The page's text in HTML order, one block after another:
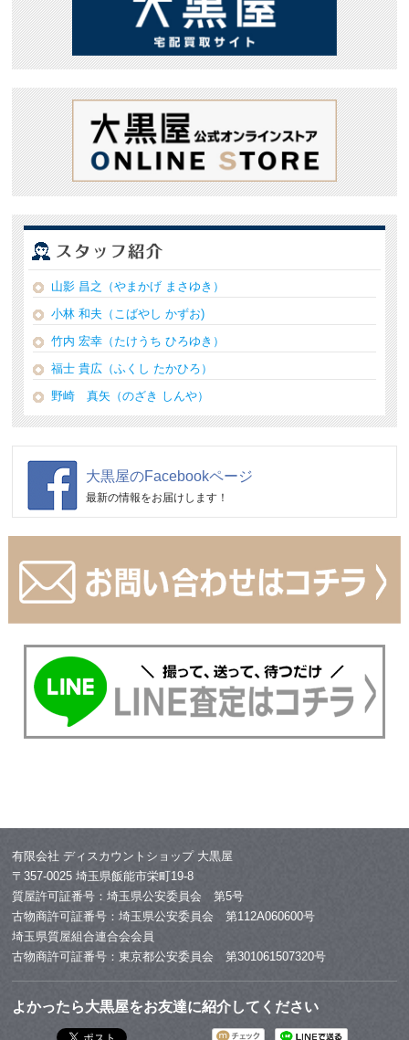
山影 昌之（やまかげ まさゆき）
小林 和夫（こばやし かずお)
竹内 宏幸（たけうち ひろゆき）
福士 貴広（ふくし たかひろ）
野崎 真矢（のざき しんや）
大黒屋のFacebookページ
最新の情報をお届けします！
有限会社 ディスカウントショップ 大黒屋
〒357-0025 埼玉県飯能市栄町19-8
質屋許可証番号：埼玉県公安委員会 第5号
古物商許可証番号：埼玉県公安委員会 第112A060600号
埼玉県質屋組合連合会会員
古物商許可証番号：東京都公安委員会 第301061507320号
よかったら大黒屋をお友達に紹介してください